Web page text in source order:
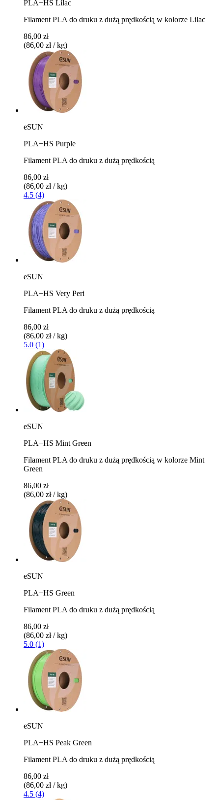
PLA+HS Lilac
Filament PLA do druku z dużą prędkością w kolorze Lilac
86,00 zł
(86,00 zł / kg)
eSUN
PLA+HS Purple
Filament PLA do druku z dużą prędkością
86,00 zł
(86,00 zł / kg)
4.5 (4)
eSUN
PLA+HS Very Peri
Filament PLA do druku z dużą prędkością
86,00 zł
(86,00 zł / kg)
5.0 (1)
eSUN
PLA+HS Mint Green
Filament PLA do druku z dużą prędkością w kolorze Mint
Green
86,00 zł
(86,00 zł / kg)
eSUN
PLA+HS Green
Filament PLA do druku z dużą prędkością
86,00 zł
(86,00 zł / kg)
5.0 (1)
eSUN
PLA+HS Peak Green
Filament PLA do druku z dużą prędkością
86,00 zł
(86,00 zł / kg)
4.5 (4)